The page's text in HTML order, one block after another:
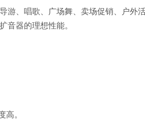
游、唱歌、广场舞、卖场促销、户外
音器的理想性能。
。